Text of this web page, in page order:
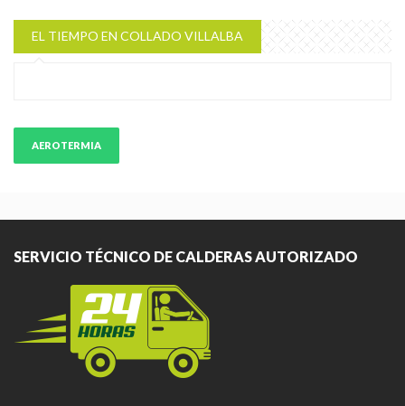
EL TIEMPO EN COLLADO VILLALBA
AEROTERMIA
SERVICIO TÉCNICO DE CALDERAS AUTORIZADO